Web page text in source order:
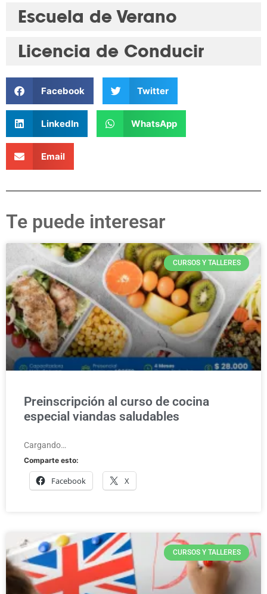
Escuela de Verano
Licencia de Conducir
Facebook Twitter
LinkedIn WhatsApp
Email
Te puede interesar
CURSOS Y TALLERES
Preinscripción al curso de cocina
especial viandas saludables
Cargando…
Comparte esto:
Facebook X
CURSOS Y TALLERES